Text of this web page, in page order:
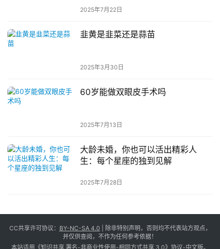
2025年7月22日
韭黄是韭菜还是蒜苗
2025年3月30日
60岁能做双眼皮手术吗
2025年7月13日
大龄未婚，你也可以活出精彩人
生：每个星座的独到见解
2025年7月28日
CC共享许可协议： BY-NC-SA 4.0 | 除非特别声明，否则均不代表站方观点，
并仅供查阅，不作为任何参考依据！
本站适用《知识共享 署名-非商业性使用-相同方式共享 3.0》协议-中文版。